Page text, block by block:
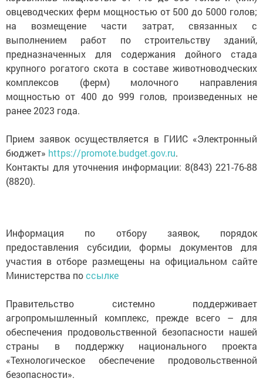
овцеводческих ферм мощностью от 500 до 5000 голов;
на возмещение части затрат, связанных с
выполнением работ по строительству зданий,
предназначенных для содержания дойного стада
крупного рогатого скота в составе животноводческих
комплексов (ферм) молочного направления
мощностью от 400 до 999 голов, произведенных не
ранее 2023 года.
Прием заявок осуществляется в ГИИС «Электронный
бюджет» https://promote.budget.gov.ru.
Контакты для уточнения информации: 8(843) 221-76-88
(8820).
Информация по отбору заявок, порядок
предоставления субсидии, формы документов для
участия в отборе размещены на официальном сайте
Министерства поссылке
Правительство системно поддерживает
агропромышленный комплекс, прежде всего – для
обеспечения продовольственной безопасности нашей
страны в поддержку национального проекта
«Технологическое обеспечение продовольственной
безопасности».